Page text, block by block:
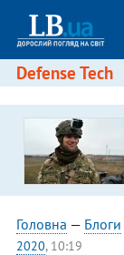
Defense Tech
Головна — Блоги
2020, 10:19